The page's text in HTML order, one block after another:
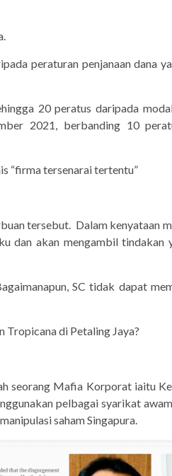
peraturan penjanaan dana
20 peratus daripada
2021, berbanding 10
“firma tersenarai tertentu”
tersebut. Dalam kenyataan
dan akan mengambil tindakan
SC tidak dapat
Tropicana di Petaling Jaya?
seorang Mafia Korporat iaitu
pelbagai syarikat
saham Singapura.